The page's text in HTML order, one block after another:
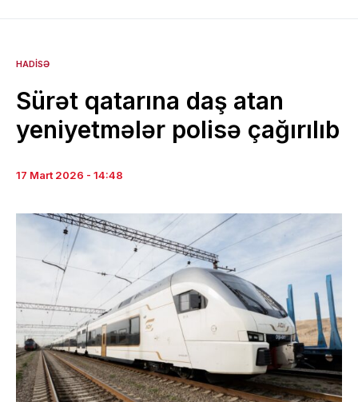
HADISƏ
Sürət qatarına daş atan
yeniyetmələr polisə çağırılıb
17 Mart 2026 - 14:48